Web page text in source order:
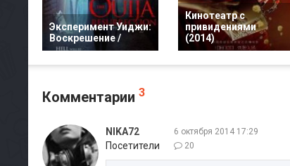
Эксперимент Уиджи:
Воскрешение /
Кинотеатр с
привидениями
(2014)
Комментарии 3
NIKA72
Посетители
6 октября 2014 17:29
20